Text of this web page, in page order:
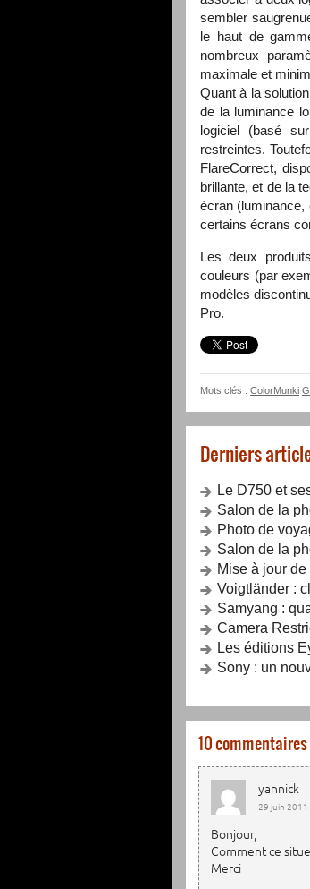
sembler
le haut de
nombreux
maximale et
Quant à la
de la luminance
logiciel (basé
restreintes.
FlareCorrect,
brillante, et de la
écran
certains écrans
Les deux
couleurs (par
modèles
Pro.
Mots clés : ColorMunki
Derniers
Le D750 et
Salon de la
Photo de
Salon de la
Mise à jour
Voigtländer :
Samyang :
Camera
Les éditions
Sony : un
10 commentaires
yannick
29 juin 2011
Bonjour,
Comment ce
Merci